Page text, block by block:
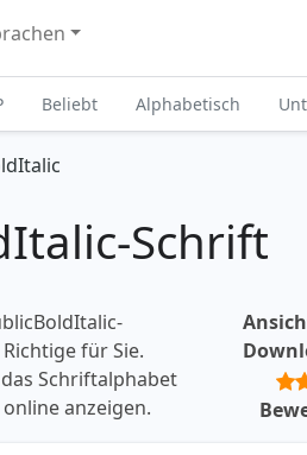
Beliebt Alphabetisch
Schrift
für Sie.
Schriftalphabet
anzeigen.